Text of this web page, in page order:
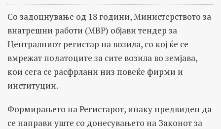
Со задоцнување од 18 години, Министерството за
внатрешни работи (МВР) објави тендер за
Централниот регистар на возила, со кој ќе се
вмрежат податоците за сите возила во земјава,
кои сега се расфрлани низ повеќе фирми и
институции.
Формирањето на Регистарот, инаку предвиден да
се направи уште со донесувањето на Законот за